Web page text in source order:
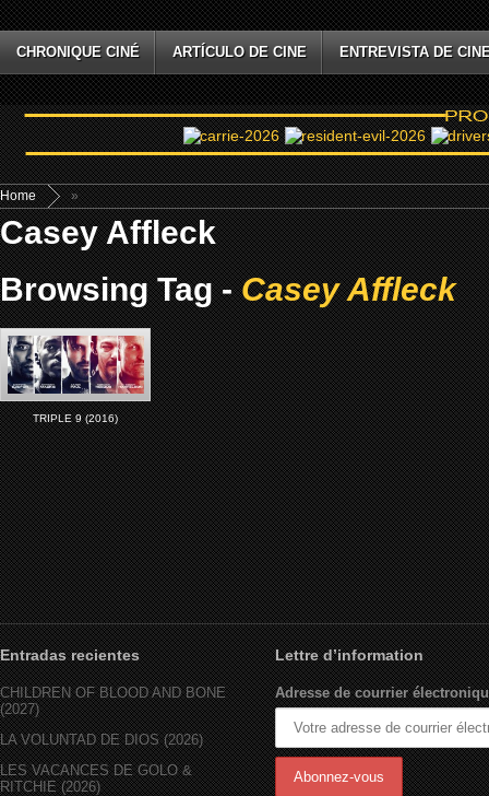
CHRONIQUE CINÉ ARTÍCULO DE CINE ENTREVISTA DE
Home »
Casey Affleck
Browsing Tag -Casey Affleck
TRIPLE 9 (2016)
Entradas recientes
CHILDREN OF BLOOD AND BONE
(2027)
LA VOLUNTAD DE DIOS (2026)
LES VACANCES DE GOLO &
RITCHIE (2026)
Lettre d’information
Adresse de courrier